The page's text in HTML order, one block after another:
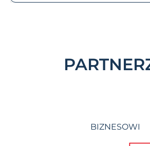
BIZNESOWI